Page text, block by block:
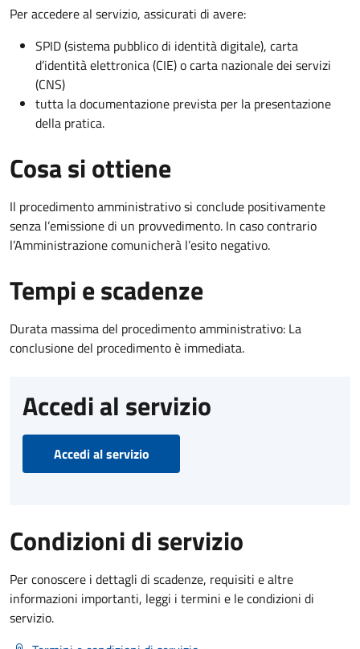
Per accedere al servizio, assicurati di avere:
SPID (sistema pubblico di identità digitale), carta
d’identità elettronica (CIE) o carta nazionale dei servizi
(CNS)
tutta la documentazione prevista per la presentazione
della pratica.
Cosa si ottiene
Il procedimento amministrativo si conclude positivamente
senza l’emissione di un provvedimento. In caso contrario
l’Amministrazione comunicherà l’esito negativo.
Tempi e scadenze
Durata massima del procedimento amministrativo: La
conclusione del procedimento è immediata.
Accedi al servizio
Accedi al servizio
Condizioni di servizio
Per conoscere i dettagli di scadenze, requisiti e altre
informazioni importanti, leggi i termini e le condizioni di
servizio.